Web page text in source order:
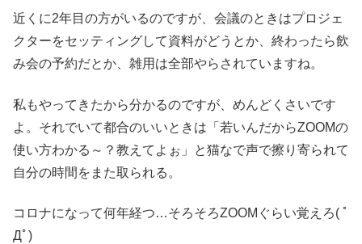
近くに2年目の方がいるのですが、会議のときはプロジェ
クターをセッティングして資料がどうとか、終わったら飲
み会の予約だとか、雑用は全部やらされていますね。
私もやってきたから分かるのですが、めんどくさいです
よ。それでいて都合のいいときは「若いんだからZOOMの
使い方わかる～？教えてよぉ」と猫なで声で擦り寄られて
自分の時間をまた取られる。
コロナになって何年経つ…そろそろZOOMぐらい覚えろ( ﾟ
Дﾟ)